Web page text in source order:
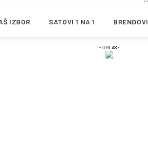
IZBOR SATOVI 1 NA 1 BRENDOVI
- OGLAS -